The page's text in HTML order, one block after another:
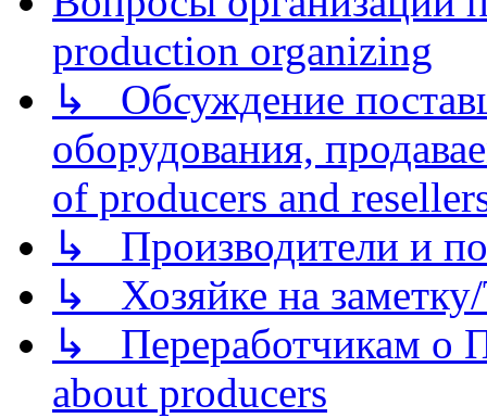
production organizing
↳ Обсуждение
оборудования,
of producers and
↳ Производители и
↳ Хозяйке на
↳ Переработчикам о
about producers